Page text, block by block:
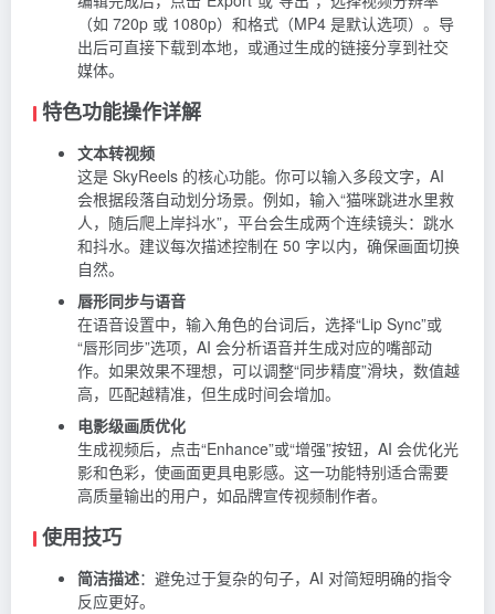
（如 720p 或 1080p）和格式（MP4 是默认选项）。导
出后可直接下载到本地，或通过生成的链接分享到社交
媒体。
特色功能操作详解
文本转视频
这是 SkyReels 的核心功能。你可以输入多段文字，AI
会根据段落自动划分场景。例如，输入“猫咪跳进水里救
人，随后爬上岸抖水”，平台会生成两个连续镜头：跳水
和抖水。建议每次描述控制在 50 字以内，确保画面切换
自然。
唇形同步与语音
在语音设置中，输入角色的台词后，选择“Lip Sync”或
“唇形同步”选项，AI 会分析语音并生成对应的嘴部动
作。如果效果不理想，可以调整“同步精度”滑块，数值越
高，匹配越精准，但生成时间会增加。
电影级画质优化
生成视频后，点击“Enhance”或“增强”按钮，AI 会优化光
影和色彩，使画面更具电影感。这一功能特别适合需要
高质量输出的用户，如品牌宣传视频制作者。
使用技巧
简洁描述：避免过于复杂的句子，AI 对简短明确的指令
反应更好。